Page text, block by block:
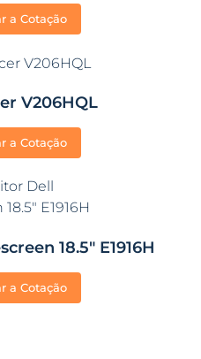
a Cotação
V206HQL
a Cotação
18.5″ E1916H
a Cotação